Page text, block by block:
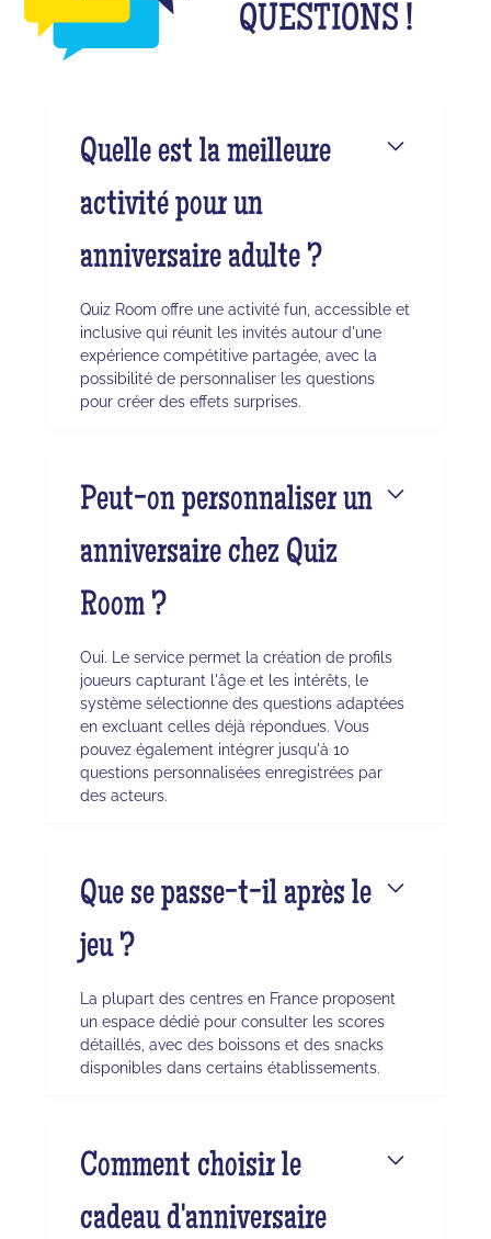
QUESTIONS !
Quelle est la meilleure
activité pour un
anniversaire adulte ?
Quiz Room offre une activité fun, accessible et
inclusive qui réunit les invités autour d'une
expérience compétitive partagée, avec la
possibilité de personnaliser les questions
pour créer des effets surprises.
Peut-on personnaliser un
anniversaire chez Quiz
Room ?
Oui. Le service permet la création de profils
joueurs capturant l'âge et les intérêts, le
système sélectionne des questions adaptées
en excluant celles déjà répondues. Vous
pouvez également intégrer jusqu'à 10
questions personnalisées enregistrées par
des acteurs.
Que se passe-t-il après le
jeu ?
La plupart des centres en France proposent
un espace dédié pour consulter les scores
détaillés, avec des boissons et des snacks
disponibles dans certains établissements.
Comment choisir le
cadeau d'anniversaire